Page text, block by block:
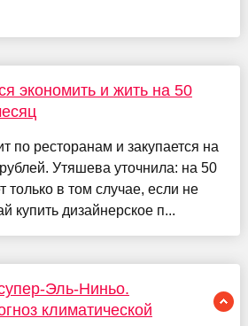
экономить и жить на 50
по ресторанам и закупается на
Утяшева уточнила: на 50
только в том случае, если не
купить дизайнерское п...
Эль-Ниньо.
климатической